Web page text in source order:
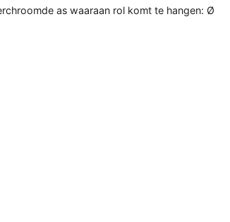
as waaraan rol komt te hangen: Ø